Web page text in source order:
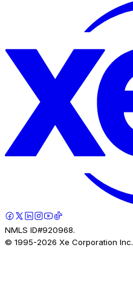
NMLS ID#920968.
© 1995-2026 Xe Corporation Inc.